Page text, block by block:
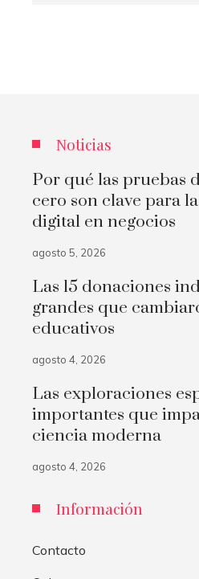
Noticias
Por qué las pruebas
cero son clave para
digital en negocios
agosto 5, 2026
Las 15 donaciones
grandes que
educativos
agosto 4, 2026
Las exploraciones
importantes que
ciencia moderna
agosto 4, 2026
Información
Contacto